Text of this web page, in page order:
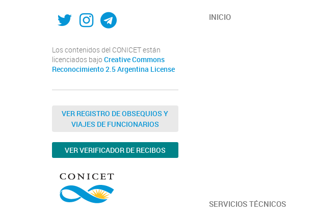
Twitter
Instagram
Telegram
Los contenidos del CONICET están
licenciados bajo Creative Commons
Reconocimiento 2.5 Argentina License
VER REGISTRO DE OBSEQUIOS Y
VIAJES DE FUNCIONARIOS
VER VERIFICADOR DE RECIBOS
INICIO
SERVICIOS TÉCNICOS